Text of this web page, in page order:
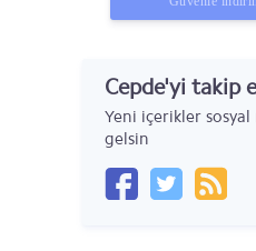
Cepde'yi takip
Yeni içerikler sosyal
gelsin